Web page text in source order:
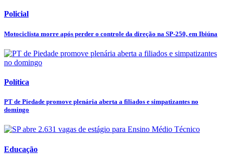
Policial
Motociclista morre após perder o controle da direção na SP-250, em Ibiúna
Política
PT de Piedade promove plenária aberta a filiados e simpatizantes no
domingo
Educação